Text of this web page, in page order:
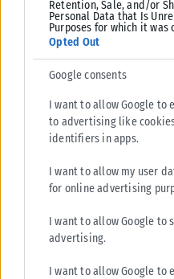
Retention, Sale, and/or
Personal Data that Is
Purposes for which it was
Opted Out
Google consents
I want to allow Google to
to advertising like
identifiers in apps.
I want to allow my user
for online advertising
I want to allow Google to
advertising.
I want to allow Google to
σας προκαλέσει
Υδροχόος
Η δημιουργικότητά σας
σας καλεί να εκφραστείτε
συζητηθεί ή να ζήσετε μια
σας μείνει αξέχαστη. Η
γονείς, θα είναι γεμάτη
δραστηριότητες που θα σας